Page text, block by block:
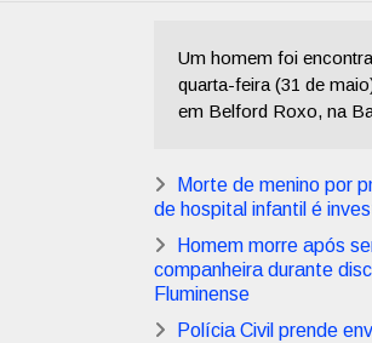
Um homem foi
quarta-feira (31 de
em Belford Roxo, na
Morte de menino por
de hospital infantil é
Homem morre após
companheira durante
Fluminense
Polícia Civil prende